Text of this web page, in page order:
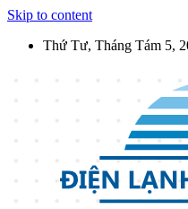
Skip to content
Thứ Tư, Tháng Tám 5,